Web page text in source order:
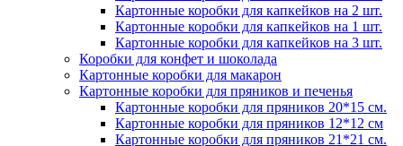
Картонные коробки для капкейков на 2 шт.
Картонные коробки для капкейков на 1 шт.
Картонные коробки для капкейков на 3 шт.
Коробки для конфет и шоколада
Картонные коробки для макарон
Картонные коробки для пряников и печенья
Картонные коробки для пряников 20*15 см.
Картонные коробки для пряников 12*12 см
Картонные коробки для пряников 21*21 см.